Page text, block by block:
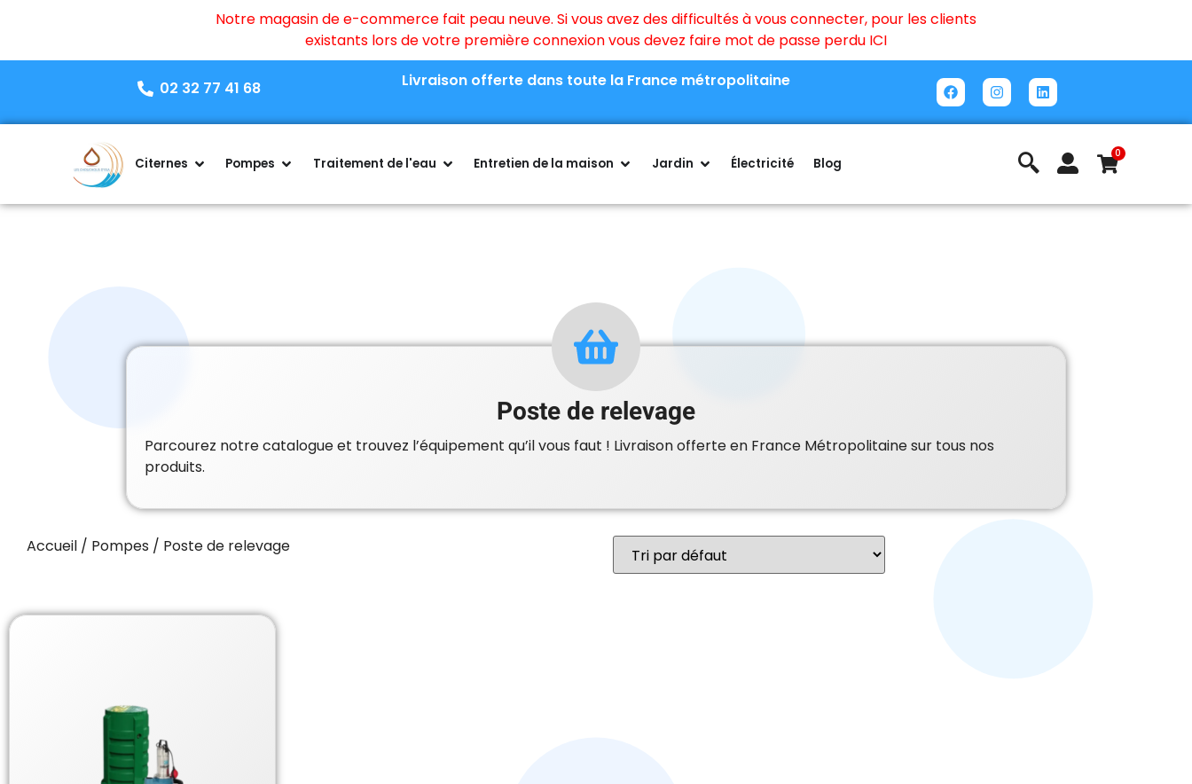
Notre magasin de e-commerce fait peau neuve. Si vous avez des difficultés à vous connecter, pour les clients
existants lors de votre première connexion vous devez faire mot de passe perdu ICI
02 32 77 41 68 Livraison offerte dans toute la France métropolitaine
Citernes Pompes Traitement de l'eau Entretien de la maison Jardin Électricité Blog
0
Poste de relevage
Parcourez notre catalogue et trouvez l’équipement qu’il vous faut ! Livraison offerte en France Métropolitaine sur tous nos
produits.
Accueil / Pompes / Poste de relevage